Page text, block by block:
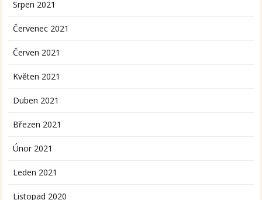
Srpen 2021
Červenec 2021
Červen 2021
Květen 2021
Duben 2021
Březen 2021
Únor 2021
Leden 2021
Listopad 2020